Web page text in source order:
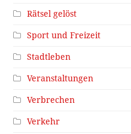
Rätsel gelöst
Sport und Freizeit
Stadtleben
Veranstaltungen
Verbrechen
Verkehr